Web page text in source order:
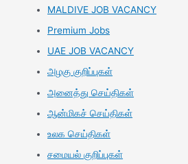
MALDIVE JOB VACANCY
Premium Jobs
UAE JOB VACANCY
அழகு குறிப்புகள்
அனைத்து செய்திகள்
ஆன்மிகச் செய்திகள்
உலக செய்திகள்
சமையல் குறிப்புகள்